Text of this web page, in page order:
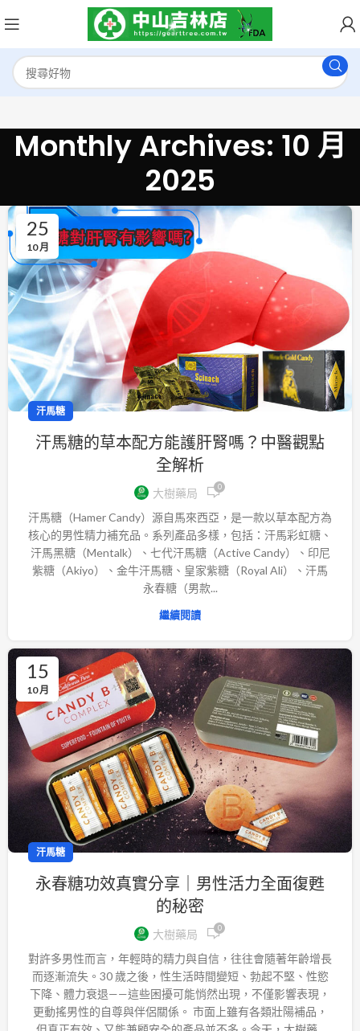
Monthly Archives: 10 月
2025
25
10 月
汗馬糖
汗馬糖的草本配方能護肝腎嗎？中醫觀點
全解析
大樹藥局 0
汗馬糖（Hamer Candy）源自馬來西亞，是一款以草本配方為
核心的男性精力補充品。系列產品多樣，包括：汗馬彩虹糖、
汗馬黑糖（Mentalk）、七代汗馬糖（Active Candy）、印尼
紫糖（Akiyo）、金牛汗馬糖、皇家紫糖（Royal Ali）、汗馬
永春糖（男款...
繼續閱讀
15
10 月
汗馬糖
永春糖功效真實分享｜男性活力全面復甦
的秘密
大樹藥局 0
對許多男性而言，年輕時的精力與自信，往往會隨著年齡增長
而逐漸流失。30 歲之後，性生活時間變短、勃起不堅、性慾
下降、體力衰退——這些困擾可能悄然出現，不僅影響表現，
更動搖男性的自尊與伴侶關係。 市面上雖有各類壯陽補品，